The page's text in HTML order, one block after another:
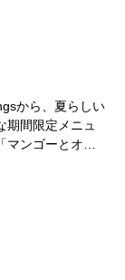
から、夏らしい
期間限定メニュ
マンゴーとオ…